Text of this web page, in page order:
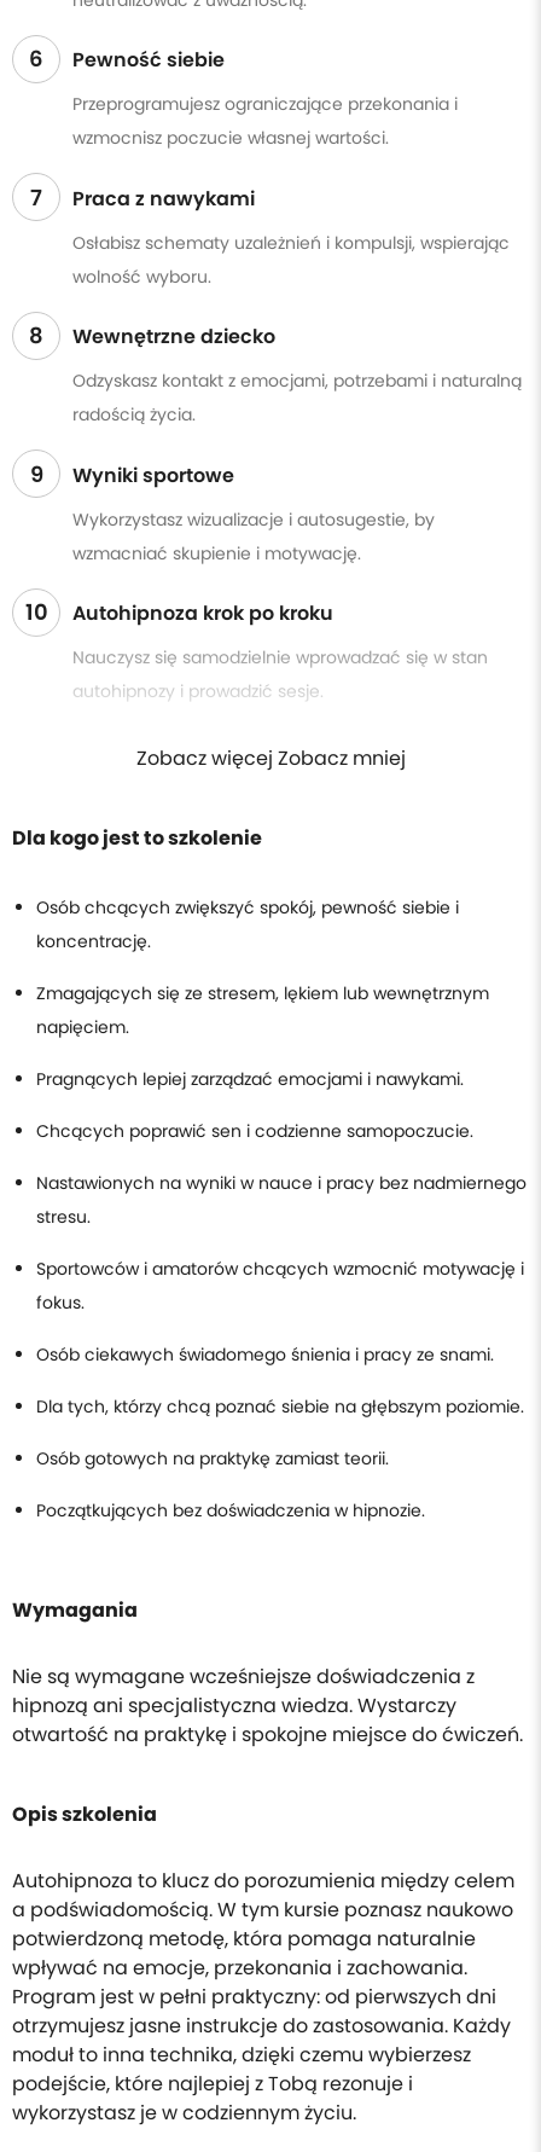
6 Pewność siebie
Przeprogramujesz ograniczające przekonania i
wzmocnisz poczucie własnej wartości.
7 Praca z nawykami
Osłabisz schematy uzależnień i kompulsji, wspierając
wolność wyboru.
8 Wewnętrzne dziecko
Odzyskasz kontakt z emocjami, potrzebami i naturalną
radością życia.
9 Wyniki sportowe
Wykorzystasz wizualizacje i autosugestie, by
wzmacniać skupienie i motywację.
10 Autohipnoza krok po kroku
Nauczysz się samodzielnie wprowadzać się w stan
autohipnozy i prowadzić sesje.
Zobacz więcej Zobacz mniej
Dla kogo jest to szkolenie
Osób chcących zwiększyć spokój, pewność siebie i
koncentrację.
Zmagających się ze stresem, lękiem lub wewnętrznym
napięciem.
Pragnących lepiej zarządzać emocjami i nawykami.
Chcących poprawić sen i codzienne samopoczucie.
Nastawionych na wyniki w nauce i pracy bez nadmiernego
stresu.
Sportowców i amatorów chcących wzmocnić motywację i
fokus.
Osób ciekawych świadomego śnienia i pracy ze snami.
Dla tych, którzy chcą poznać siebie na głębszym poziomie.
Osób gotowych na praktykę zamiast teorii.
Początkujących bez doświadczenia w hipnozie.
Wymagania
Nie są wymagane wcześniejsze doświadczenia z
hipnozą ani specjalistyczna wiedza. Wystarczy
otwartość na praktykę i spokojne miejsce do ćwiczeń.
Opis szkolenia
Autohipnoza to klucz do porozumienia między celem
a podświadomością. W tym kursie poznasz naukowo
potwierdzoną metodę, która pomaga naturalnie
wpływać na emocje, przekonania i zachowania.
Program jest w pełni praktyczny: od pierwszych dni
otrzymujesz jasne instrukcje do zastosowania. Każdy
moduł to inna technika, dzięki czemu wybierzesz
podejście, które najlepiej z Tobą rezonuje i
wykorzystasz je w codziennym życiu.